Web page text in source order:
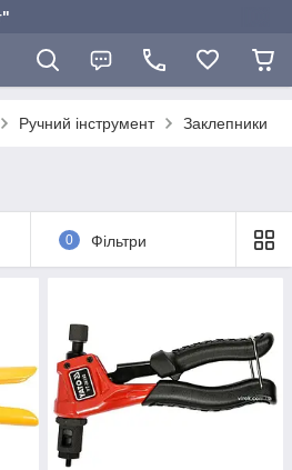
Ручний інструмент Заклепники
0 Фільтри